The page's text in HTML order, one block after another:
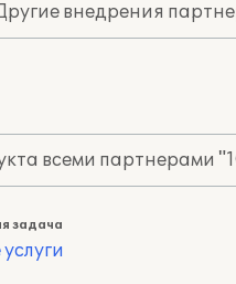
внедрения
всеми партнерами
задача